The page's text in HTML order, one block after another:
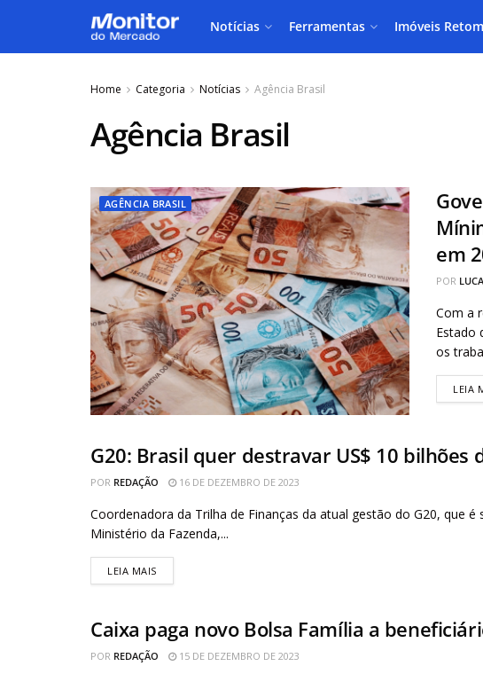
Notícias Ferramentas Imóveis
Home Categoria Notícias Agência Brasil
Agência Brasil
AGÊNCIA BRASIL
em
POR
Com a
Estado
os
LEIA
AGÊNCIA BRASIL
G20: Brasil quer destravar US$ 10 bilhões
POR REDAÇÃO 16 DE DEZEMBRO DE 2023
Coordenadora da Trilha de Finanças da atual gestão do G20, que
Ministério da Fazenda,...
LEIA MAIS
AGÊNCIA BRASIL
Caixa paga novo Bolsa Família a
POR REDAÇÃO 15 DE DEZEMBRO DE 2023